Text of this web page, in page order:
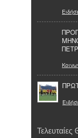
Τελευταίες